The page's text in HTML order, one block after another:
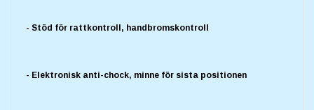
- Stöd för rattkontroll, handbromskontroll
- Elektronisk anti-chock, minne för sista positionen